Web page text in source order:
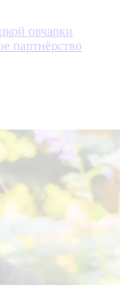
овчарки
партнёрство